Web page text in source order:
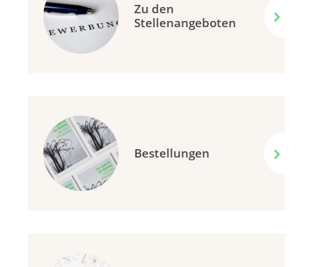
Zu den
Stellenangeboten
Bestellungen